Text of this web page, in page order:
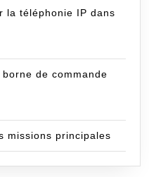
la téléphonie IP dans
de commande
missions principales